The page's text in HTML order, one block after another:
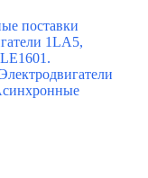
поставки
1LA5,